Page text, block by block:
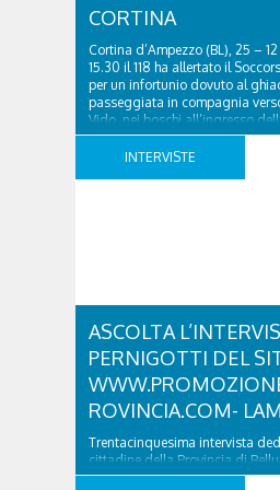
CORTINA
Cortina d’Ampezzo (BL), 25 –
15.30 il 118 ha allertato il
per un infortunio dovuto al
passeggiata in compagnia
Vido, nei boschi all’ingresso
cinquantenne di Cortina
neve ghiacciata, si era procurata
INTERVISTE
ASCOLTA
PERNIGOTTI DEL
ROVINCIA.COM-
Trentacinquesima intervista
cittadine della Provincia di
Pernigotti curatrice del sito